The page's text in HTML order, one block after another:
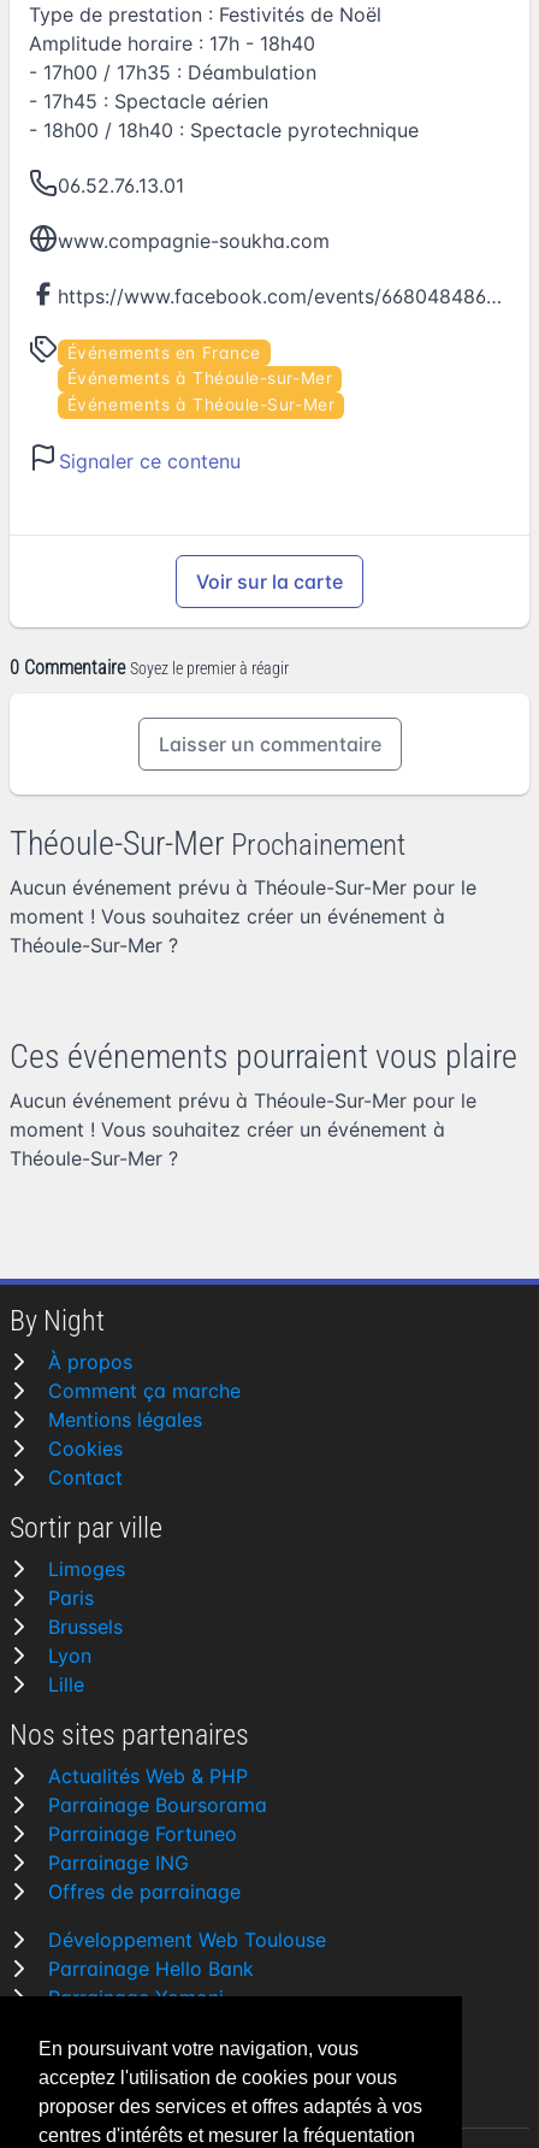
En poursuivant votre navigation, vous
acceptez l'utilisation de cookies pour vous
proposer des services et offres adaptés à vos
centres d'intérêts et mesurer la fréquentation
Type de prestation : Festivités de Noël
Amplitude horaire : 17h - 18h40
- 17h00 / 17h35 : Déambulation
- 17h45 : Spectacle aérien
- 18h00 / 18h40 : Spectacle pyrotechnique
06.52.76.13.01
www.compagnie-soukha.com
https://www.facebook.com/events/668048486698129
Événements en France
Événements à Théoule-sur-Mer
Événements à Théoule-Sur-Mer
Signaler ce contenu
Voir sur la carte
0 Commentaire Soyez le premier à réagir
Laisser un commentaire
Théoule-Sur-Mer Prochainement
Aucun événement prévu à Théoule-Sur-Mer pour le
moment ! Vous souhaitez créer un événement à
Théoule-Sur-Mer ?
Ces événements pourraient vous plaire
Aucun événement prévu à Théoule-Sur-Mer pour le
moment ! Vous souhaitez créer un événement à
Théoule-Sur-Mer ?
By Night
À propos
Comment ça marche
Mentions légales
Cookies
Contact
Sortir par ville
Limoges
Paris
Brussels
Lyon
Lille
Nos sites partenaires
Actualités Web & PHP
Parrainage Boursorama
Parrainage Fortuneo
Parrainage ING
Offres de parrainage
Développement Web Toulouse
Parrainage Hello Bank
Parrainage Yomoni
Comparatif banque